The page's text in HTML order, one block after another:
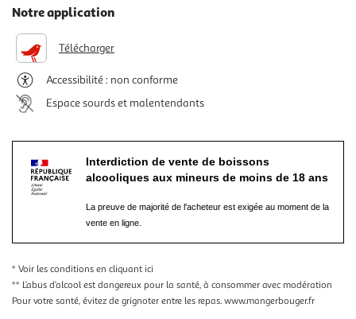
Notre application
Télécharger
Accessibilité : non conforme
Espace sourds et malentendants
Interdiction de vente de boissons
alcooliques aux mineurs de moins de 18 ans
La preuve de majorité de l'acheteur est exigée au moment de la
vente en ligne.
* Voir les conditions en cliquant ici
** L’abus d’alcool est dangereux pour la santé, à consommer avec modération
Pour votre santé, évitez de grignoter entre les repas. www.mangerbouger.fr